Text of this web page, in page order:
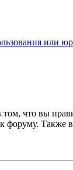
или
что вы
форуму.